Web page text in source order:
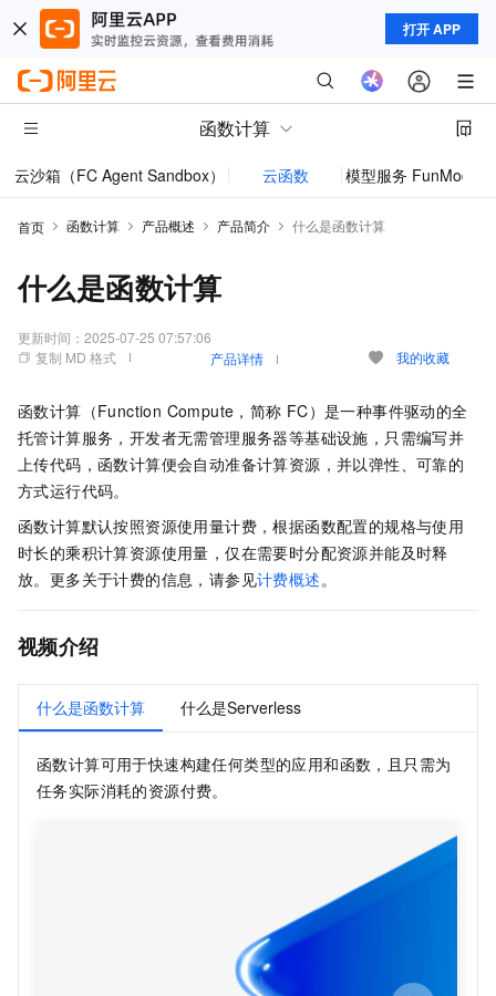
打开 APP
函数计算
云沙箱（FC Agent Sandbox） 云函数 模型服务 FunModel
首页 函数计算 产品概述 产品简介 什么是函数计算
什么是函数计算
更新时间： 2025-07-25 07:57:06
复制 MD 格式
产品详情 我的收藏
函数计算 （Function Compute，简称 FC）是一种事件驱动的全
托管计算服务，开发者无需管理服务器等基础设施，只需编写并
上传代码， 函数计算便会自动准备计算资源，并以弹性、可靠的
方式运行代码。
函数计算默认按照资源使用量计费，根据函数配置的规格与使用
时长的乘积计算资源使用量，仅在需要时分配资源并能及时释
放。更多关于计费的信息，请参见计费概述。
视频介绍
什么是函数计算 什么是Serverless
函数计算可用于快速构建任何类型的应用和函数，且只需为
任务实际消耗的资源付费。